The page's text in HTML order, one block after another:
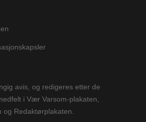
avis, og redigeres etter de
i Vær Varsom-plakaten,
og Redaktørplakaten.